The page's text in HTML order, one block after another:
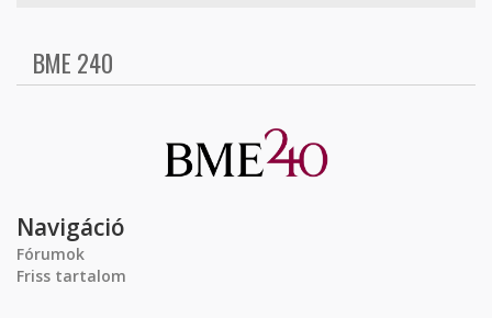
BME 240
Navigáció
Fórumok
Friss tartalom